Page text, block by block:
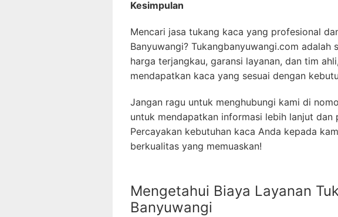
Kesimpulan
Mencari jasa tukang kaca yang profesional
Banyuwangi? Tukangbanyuwangi.com adalah
harga terjangkau, garansi layanan, dan tim
mendapatkan kaca yang sesuai dengan
Jangan ragu untuk menghubungi kami di
untuk mendapatkan informasi lebih lanjut dan
Percayakan kebutuhan kaca Anda kepada
berkualitas yang memuaskan!
Mengetahui Biaya Layanan
Banyuwangi